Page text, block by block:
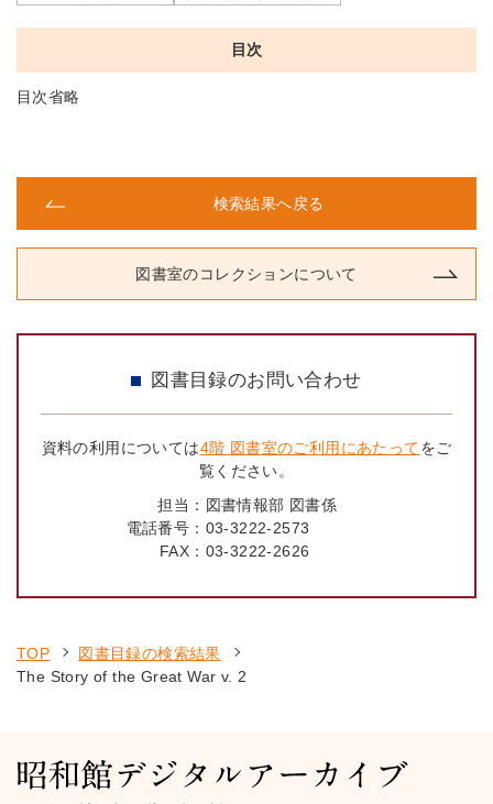
目次
目次省略
検索結果へ戻る
図書室のコレクションについて
図書目録のお問い合わせ
資料の利用については4階 図書室のご利用にあたってをご
覧ください。
担当： 図書情報部 図書係
電話番号： 03-3222-2573
FAX： 03-3222-2626
TOP
図書目録の検索結果
The Story of the Great War v. 2